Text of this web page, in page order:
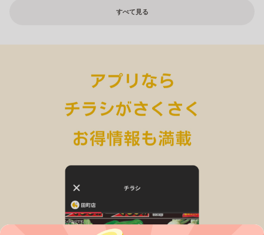
すべて見る